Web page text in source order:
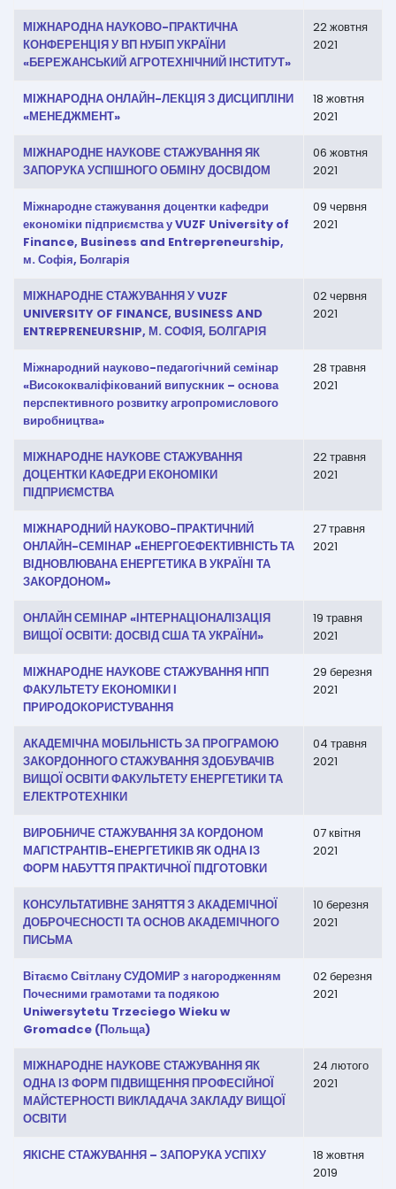
МІЖНАРОДНА НАУКОВО-ПРАКТИЧНА
КОНФЕРЕНЦІЯ У ВП НУБІП УКРАЇНИ
«БЕРЕЖАНСЬКИЙ АГРОТЕХНІЧНИЙ ІНСТИТУТ»
22 жовтня
2021
МІЖНАРОДНА ОНЛАЙН-ЛЕКЦІЯ З ДИСЦИПЛІНИ
«МЕНЕДЖМЕНТ»
18 жовтня
2021
МІЖНАРОДНЕ НАУКОВЕ СТАЖУВАННЯ ЯК
ЗАПОРУКА УСПІШНОГО ОБМІНУ ДОСВІДОМ
06 жовтня
2021
Міжнародне стажування доцентки кафедри
економіки підприємства у VUZF University of
Finance, Business and Entrepreneurship,
м. Софія, Болгарія
09 червня
2021
МІЖНАРОДНЕ СТАЖУВАННЯ У VUZF
UNIVERSITY OF FINANCE, BUSINESS AND
ENTREPRENEURSHIP, М. СОФІЯ, БОЛГАРІЯ
02 червня
2021
Міжнародний науково-педагогічний семінар
«Висококваліфікований випускник – основа
перспективного розвитку агропромислового
виробництва»
28 травня
2021
МІЖНАРОДНЕ НАУКОВЕ СТАЖУВАННЯ
ДОЦЕНТКИ КАФЕДРИ ЕКОНОМІКИ
ПІДПРИЄМСТВА
22 травня
2021
МІЖНАРОДНИЙ НАУКОВО-ПРАКТИЧНИЙ
ОНЛАЙН-СЕМІНАР «ЕНЕРГОЕФЕКТИВНІСТЬ ТА
ВІДНОВЛЮВАНА ЕНЕРГЕТИКА В УКРАЇНІ ТА
ЗАКОРДОНОМ»
27 травня
2021
ОНЛАЙН СЕМІНАР «ІНТЕРНАЦІОНАЛІЗАЦІЯ
ВИЩОЇ ОСВІТИ: ДОСВІД США ТА УКРАЇНИ»
19 травня
2021
МІЖНАРОДНЕ НАУКОВЕ СТАЖУВАННЯ НПП
ФАКУЛЬТЕТУ ЕКОНОМІКИ І
ПРИРОДОКОРИСТУВАННЯ
29 березня
2021
АКАДЕМІЧНА МОБІЛЬНІСТЬ ЗА ПРОГРАМОЮ
ЗАКОРДОННОГО СТАЖУВАННЯ ЗДОБУВАЧІВ
ВИЩОЇ ОСВІТИ ФАКУЛЬТЕТУ ЕНЕРГЕТИКИ ТА
ЕЛЕКТРОТЕХНІКИ
04 травня
2021
ВИРОБНИЧЕ СТАЖУВАННЯ ЗА КОРДОНОМ
МАГІСТРАНТІВ-ЕНЕРГЕТИКІВ ЯК ОДНА ІЗ
ФОРМ НАБУТТЯ ПРАКТИЧНОЇ ПІДГОТОВКИ
07 квітня
2021
КОНСУЛЬТАТИВНЕ ЗАНЯТТЯ З АКАДЕМІЧНОЇ
ДОБРОЧЕСНОСТІ ТА ОСНОВ АКАДЕМІЧНОГО
ПИСЬМА
10 березня
2021
Вітаємо Світлану СУДОМИР з нагородженням
Почесними грамотами та подякою
Uniwersytetu Trzeciego Wieku w
Gromadce (Польща)
02 березня
2021
МІЖНАРОДНЕ НАУКОВЕ СТАЖУВАННЯ ЯК
ОДНА ІЗ ФОРМ ПІДВИЩЕННЯ ПРОФЕСІЙНОЇ
МАЙСТЕРНОСТІ ВИКЛАДАЧА ЗАКЛАДУ ВИЩОЇ
ОСВІТИ
24 лютого
2021
ЯКІСНЕ СТАЖУВАННЯ – ЗАПОРУКА УСПІХУ
18 жовтня
2019